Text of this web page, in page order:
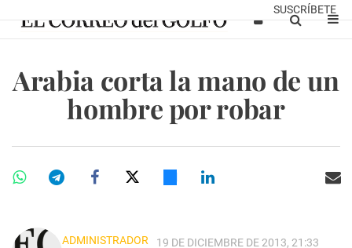
SUSCRÍBETE
Arabia corta la mano de un
hombre por robar
ADMINISTRADOR 19 DE DICIEMBRE DE 2013, 21:33